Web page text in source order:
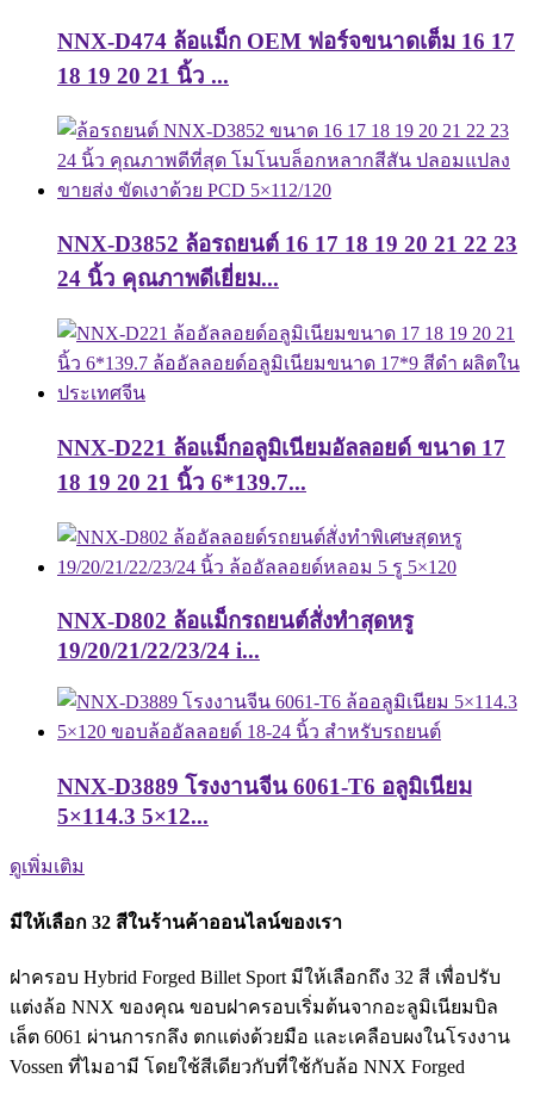
NNX-D474 ล้อแม็ก OEM ฟอร์จขนาดเต็ม 16 17
18 19 20 21 นิ้ว ...
NNX-D3852 ล้อรถยนต์ 16 17 18 19 20 21 22 23
24 นิ้ว คุณภาพดีเยี่ยม...
NNX-D221 ล้อแม็กอลูมิเนียมอัลลอยด์ ขนาด 17
18 19 20 21 นิ้ว 6*139.7...
NNX-D802 ล้อแม็กรถยนต์สั่งทำสุดหรู
19/20/21/22/23/24 i...
NNX-D3889 โรงงานจีน 6061-T6 อลูมิเนียม
5×114.3 5×12...
ดูเพิ่มเติม
มีให้เลือก 32 สีในร้านค้าออนไลน์ของเรา
ฝาครอบ Hybrid Forged Billet Sport มีให้เลือกถึง 32 สี เพื่อปรับ
แต่งล้อ NNX ของคุณ ขอบฝาครอบเริ่มต้นจากอะลูมิเนียมบิล
เล็ต 6061 ผ่านการกลึง ตกแต่งด้วยมือ และเคลือบผงในโรงงาน
Vossen ที่ไมอามี โดยใช้สีเดียวกับที่ใช้กับล้อ NNX Forged